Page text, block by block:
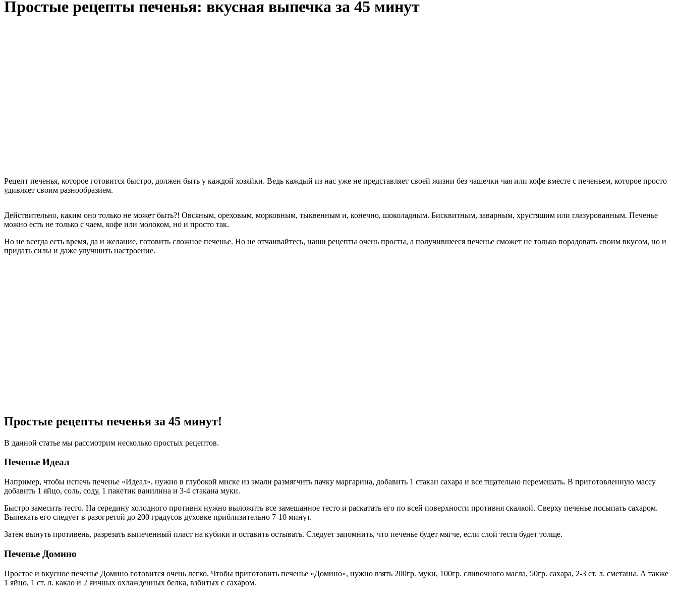
Простые рецепты печенья: вкусная выпечка за 45 минут
Рецепт печенья, которое готовится быстро, должен быть у каждой хозяйки. Ведь каждый из нас уже не представляет своей жизни без чашечки чая или кофе вместе с печеньем, которое просто
удивляет своим разнообразием.
Действительно, каким оно только не может быть?! Овсяным, ореховым, морковным, тыквенным и, конечно, шоколадным. Бисквитным, заварным, хрустящим или глазурованным. Печенье
можно есть не только с чаем, кофе или молоком, но и просто так.
Но не всегда есть время, да и желание, готовить сложное печенье. Но не отчаивайтесь, наши рецепты очень просты, а получившееся печенье сможет не только порадовать своим вкусом, но и
придать силы и даже улучшить настроение.
Простые рецепты печенья за 45 минут!
В данной статье мы рассмотрим несколько простых рецептов.
Печенье Идеал
Например, чтобы испечь печенье «Идеал», нужно в глубокой миске из эмали размягчить пачку маргарина, добавить 1 стакан сахара и все тщательно перемешать. В приготовленную массу
добавить 1 яйцо, соль, соду, 1 пакетик ванилина и 3-4 стакана муки.
Быстро замесить тесто. На середину холодного противня нужно выложить все замешанное тесто и раскатать его по всей поверхности противня скалкой. Сверху печенье посыпать сахаром.
Выпекать его следует в разогретой до 200 градусов духовке приблизительно 7-10 минут.
Затем вынуть противень, разрезать выпеченный пласт на кубики и оставить остывать. Следует запомнить, что печенье будет мягче, если слой теста будет толще.
Печенье Домино
Простое и вкусное печенье Домино готовится очень легко. Чтобы приготовить печенье «Домино», нужно взять 200гр. муки, 100гр. сливочного масла, 50гр. сахара, 2-3 ст. л. сметаны. А также
1 яйцо, 1 ст. л. какао и 2 яичных охлажденных белка, взбитых с сахаром.